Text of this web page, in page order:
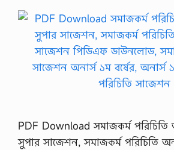
PDF Download সমাজকর্ম পরিচিতি
সুপার সাজেশন, সমাজকর্ম পরিচিতি